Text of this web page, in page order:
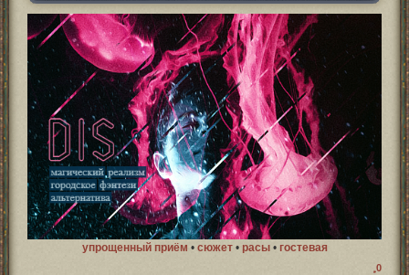
упрощенный приём • сюжет• расы• гостевая
0